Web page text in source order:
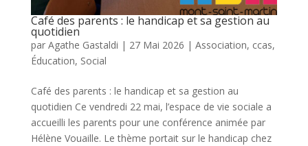
Café des parents : le handicap et sa gestion au
quotidien
par Agathe Gastaldi | 27 Mai 2026 | Association, ccas,
Éducation, Social
Café des parents : le handicap et sa gestion au
quotidien Ce vendredi 22 mai, l’espace de vie sociale a
accueilli les parents pour une conférence animée par
Hélène Vouaille. Le thème portait sur le handicap chez